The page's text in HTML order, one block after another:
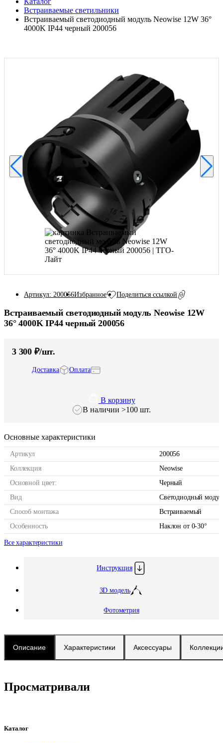
Встраиваемые светильники
Встраиваемый светодиодный модуль Neowise 12W 36°
4000K IP44 черный 200056
Артикул: 200056Избранное Поделиться ссылкой
Встраиваемый светодиодный модуль Neowise 12W
36° 4000K IP44 черный 200056
3 300 ₽/шт.
Доставка Оплата
В корзину
В наличии >100 шт.
Основные характеристики
Артикул
200056
Коллекция
Neowise
Основной цвет:
Черный
Вид
Светодиодный
Способ монтажа
Встраиваемый
Особенность
Наклон от 0-30°
Все характеристики
Инструкция
3D модель
Фотометрия
Описание Характеристики Аксессуары
Просматривали
Каталог